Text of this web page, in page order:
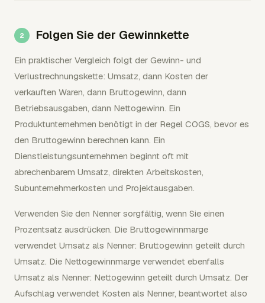
Folgen Sie der Gewinnkette
Ein praktischer Vergleich folgt der Gewinn- und
Verlustrechnungskette: Umsatz, dann Kosten der
verkauften Waren, dann Bruttogewinn, dann
Betriebsausgaben, dann Nettogewinn. Ein
Produktunternehmen benötigt in der Regel COGS, bevor es
den Bruttogewinn berechnen kann. Ein
Dienstleistungsunternehmen beginnt oft mit
abrechenbarem Umsatz, direkten Arbeitskosten,
Subunternehmerkosten und Projektausgaben.
Verwenden Sie den Nenner sorgfältig, wenn Sie einen
Prozentsatz ausdrücken. Die Bruttogewinnmarge
verwendet Umsatz als Nenner: Bruttogewinn geteilt durch
Umsatz. Die Nettogewinnmarge verwendet ebenfalls
Umsatz als Nenner: Nettogewinn geteilt durch Umsatz. Der
Aufschlag verwendet Kosten als Nenner, beantwortet also